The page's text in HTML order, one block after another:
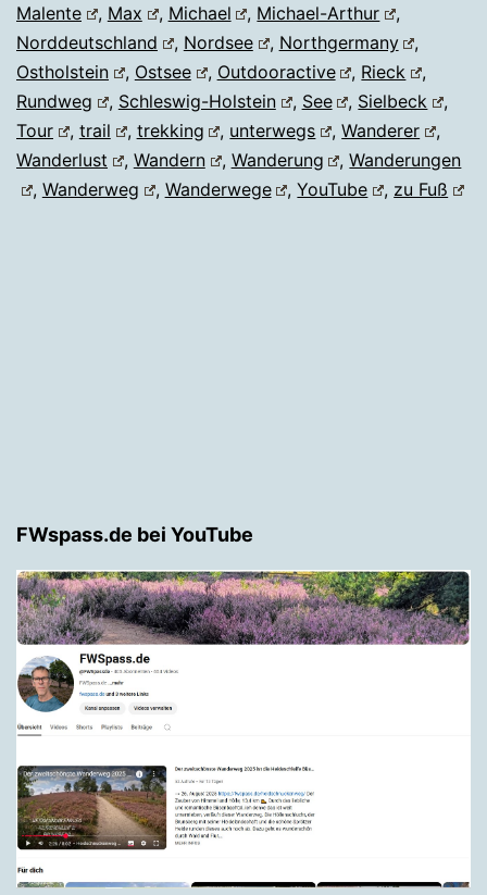
Malente
, Max , Michael , Michael-Arthur
,
Norddeutschland
, Nordsee , Northgermany
,
Ostholstein
, Ostsee , Outdooractive , Rieck
,
Rundweg
, Schleswig-Holstein , See , Sielbeck
,
Tour
, trail , trekking , unterwegs ,Wanderer
,
Wanderlust
, Wandern , Wanderung ,Wanderungen
, Wanderweg , Wanderwege ,YouTube , zu Fuß
FWspass.de bei YouTube